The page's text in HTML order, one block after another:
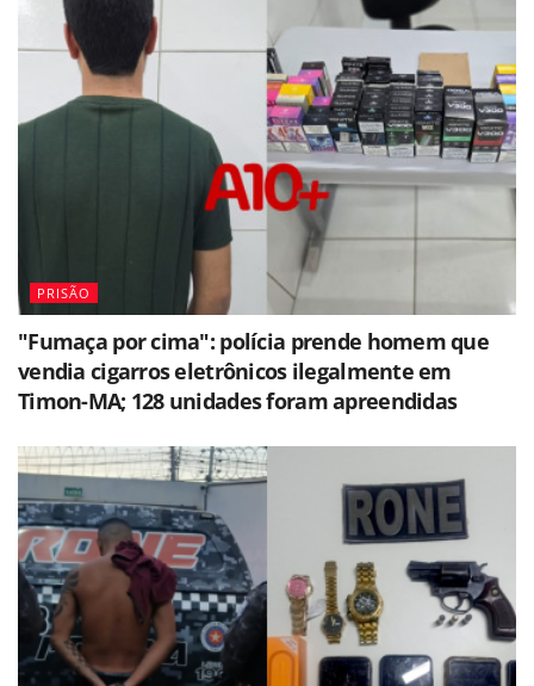
PRISÃO
"Fumaça por cima": polícia prende homem que
vendia cigarros eletrônicos ilegalmente em
Timon-MA; 128 unidades foram apreendidas